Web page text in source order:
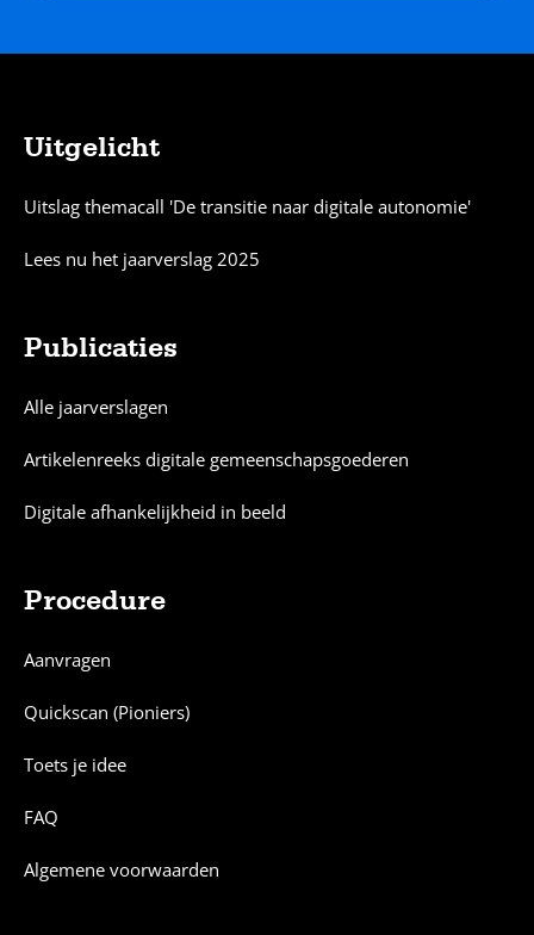
Uitgelicht
Uitslag themacall 'De transitie naar digitale autonomie'
Lees nu het jaarverslag 2025
Publicaties
Alle jaarverslagen
Artikelenreeks digitale gemeenschapsgoederen
Digitale afhankelijkheid in beeld
Procedure
Aanvragen
Quickscan (Pioniers)
Toets je idee
FAQ
Algemene voorwaarden